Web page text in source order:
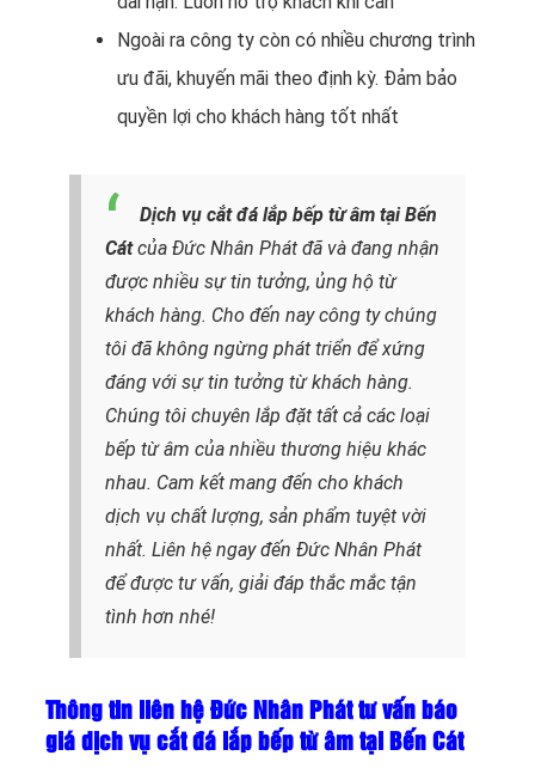
Ngoài ra công ty còn có nhiều chương trình
ưu đãi, khuyến mãi theo định kỳ. Đảm bảo
quyền lợi cho khách hàng tốt nhất
Dịch vụ cắt đá lắp bếp từ âm tại Bến
Cátcủa Đức Nhân Phát đã và đang nhận
được nhiều sự tin tưởng, ủng hộ từ
khách hàng. Cho đến nay công ty chúng
tôi đã không ngừng phát triển để xứng
đáng với sự tin tưởng từ khách hàng.
Chúng tôi chuyên lắp đặt tất cả các loại
bếp từ âm của nhiều thương hiệu khác
nhau. Cam kết mang đến cho khách
dịch vụ chất lượng, sản phẩm tuyệt vời
nhất. Liên hệ ngay đến Đức Nhân Phát
để được tư vấn, giải đáp thắc mắc tận
tình hơn nhé!
Thông tin liên hệ Đức Nhân Phát tư vấn báo
giá dịch vụ cắt đá lắp bếp từ âm tại Bến Cát